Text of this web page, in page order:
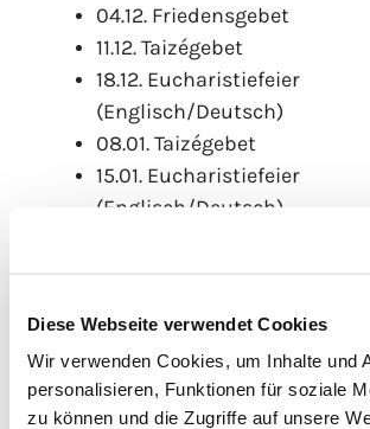
Diese Webseite verwendet Cookies
Wir verwenden Cookies, um Inhalte und
personalisieren, Funktionen für soziale
zu können und die Zugriffe auf unsere
04.12. Friedensgebet
11.12. Taizégebet
18.12. Eucharistiefeier
(Englisch/Deutsch)
08.01. Taizégebet
15.01. Eucharistiefeier
(Englisch/Deutsch)
29.01. Friedensgebet
Herzliche Einladung an alle!
Bea, Sibylle, Mario und Benedikt